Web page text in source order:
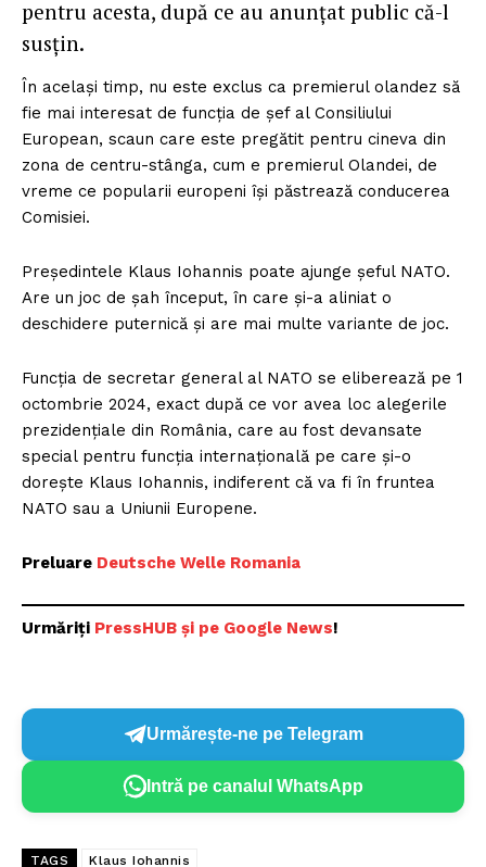
pentru acesta, după ce au anunțat public că-l
susțin.
În același timp, nu este exclus ca premierul olandez să
fie mai interesat de funcția de șef al Consiliului
European, scaun care este pregătit pentru cineva din
zona de centru-stânga, cum e premierul Olandei, de
vreme ce popularii europeni își păstrează conducerea
Comisiei.
Președintele Klaus Iohannis poate ajunge șeful NATO.
Are un joc de șah început, în care și-a aliniat o
deschidere puternică și are mai multe variante de joc.
Funcția de secretar general al NATO se eliberează pe 1
octombrie 2024, exact după ce vor avea loc alegerile
prezidențiale din România, care au fost devansate
special pentru funcția internațională pe care și-o
dorește Klaus Iohannis, indiferent că va fi în fruntea
NATO sau a Uniunii Europene.
Preluare Deutsche Welle Romania
Urmăriți PressHUB și pe Google News!
Urmărește-ne pe Telegram
Intră pe canalul WhatsApp
TAGS Klaus Iohannis